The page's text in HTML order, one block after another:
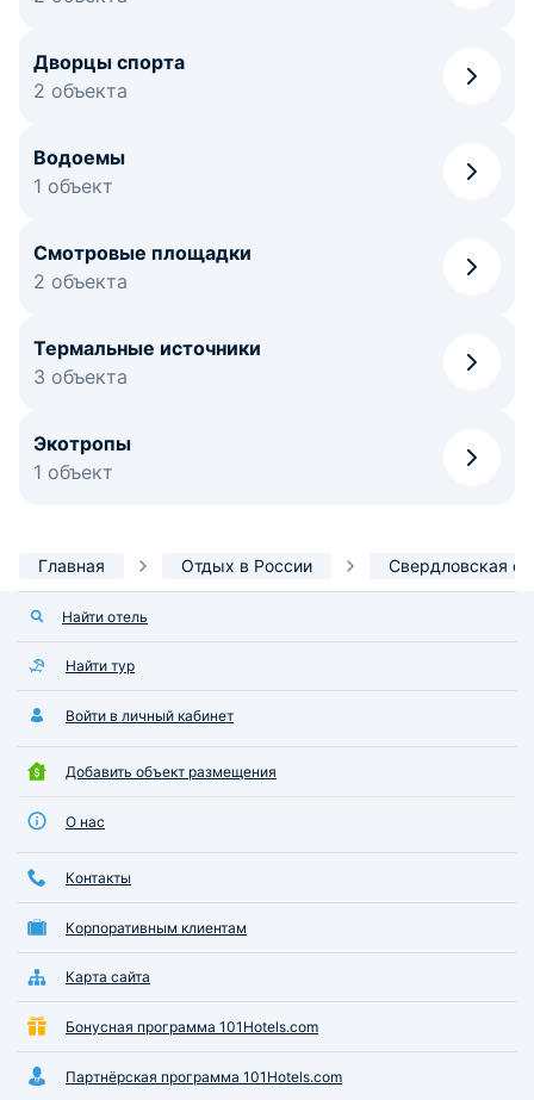
Дворцы спорта
2 объекта
Водоемы
1 объект
Смотровые площадки
2 объекта
Термальные источники
3 объекта
Экотропы
1 объект
Главная Отдых в России Свердловская
Найти отель
Найти тур
Войти в личный кабинет
Добавить объект размещения
О нас
Контакты
Корпоративным клиентам
Карта сайта
Бонусная программа 101Hotels.com
Партнёрская программа 101Hotels.com